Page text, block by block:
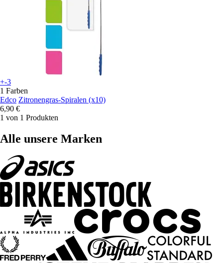
+-3
1 Farben
Edco Zitronengras-Spiralen (x10)
6,90 €
1 von 1 Produkten
Alle unsere Marken